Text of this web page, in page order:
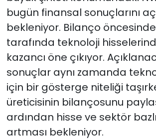
bugün finansal sonuçlarını
bekleniyor. Bilanço
tarafında teknoloji
kazancı öne çıkıyor.
sonuçlar aynı zamanda
için bir gösterge niteliği
üreticisinin bilançosunu
ardından hisse ve sektör
artması bekleniyor.